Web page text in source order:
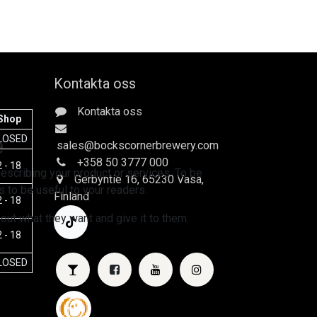
- 18
- 18
- 18
Kontakta oss
Kontakta oss
sales@bockscornerbrewery.com
+358 50 3777 000
Gerbyntie 16, 65230 Vasa,
Finland
your product or services. To be
to be useful to your readers.
what they want and give it to them.